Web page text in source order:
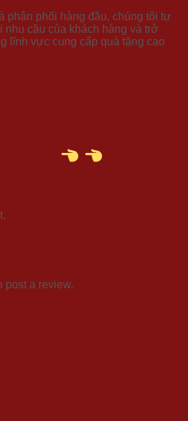
phân phối hàng đầu, chúng tôi tự
cầu của khách hàng và trở
lĩnh vực cung cấp quà tặng cao
post a review.